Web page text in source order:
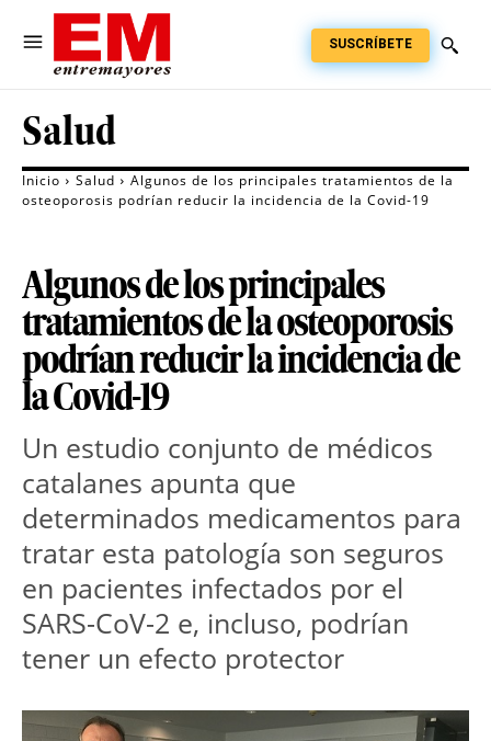
SUSCRÍBETE
Salud
Inicio Salud
Algunos de los principales tratamientos de la
osteoporosis podrían reducir la incidencia de la Covid-19
Algunos de los principales
tratamientos de la osteoporosis
podrían reducir la incidencia de
la Covid-19
Un estudio conjunto de médicos
catalanes apunta que
determinados medicamentos para
tratar esta patología son seguros
en pacientes infectados por el
SARS-CoV-2 e, incluso, podrían
tener un efecto protector